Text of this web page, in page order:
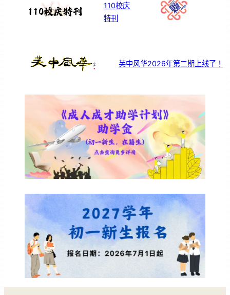
110校庆
特刊
芙中风华2026年第二期上线了！